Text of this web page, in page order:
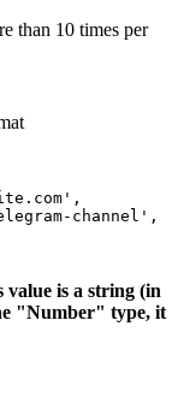
than 10 times per
channel',
is a string (in
"Number" type, it